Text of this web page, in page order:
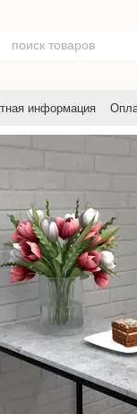
информация